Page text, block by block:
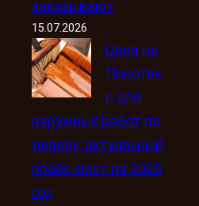
заказывают
15.07.2026
Цена на
Пинотек
с для
наружных работ по
дереву: актуальный
прайс-лист на 2026
год